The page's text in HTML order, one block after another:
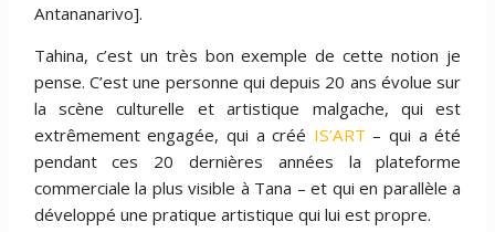
Antananarivo].
Tahina, c’est un très bon exemple de cette notion je
pense. C’est une personne qui depuis 20 ans évolue sur
la scène culturelle et artistique malgache, qui est
extrêmement engagée, qui a créé IS’ART – qui a été
pendant ces 20 dernières années la plateforme
commerciale la plus visible à Tana – et qui en parallèle a
développé une pratique artistique qui lui est propre.